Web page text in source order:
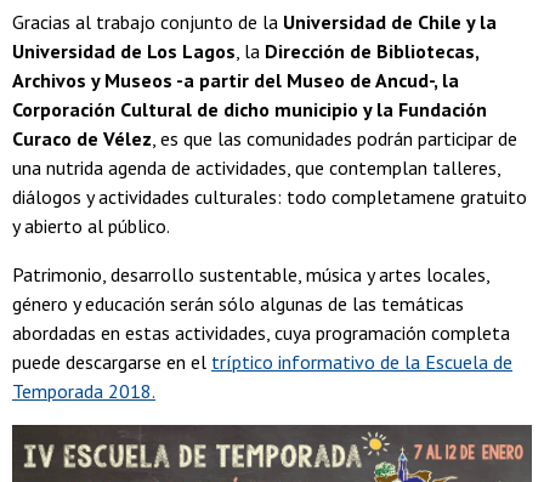
Gracias al trabajo conjunto de la Universidad de Chile y la
Universidad de Los Lagos, la Dirección de Bibliotecas,
Archivos y Museos -a partir del Museo de Ancud-, la
Corporación Cultural de dicho municipio y la Fundación
Curaco de Vélez, es que las comunidades podrán participar de
una nutrida agenda de actividades, que contemplan talleres,
diálogos y actividades culturales: todo completamene gratuito
y abierto al público.
Patrimonio, desarrollo sustentable, música y artes locales,
género y educación serán sólo algunas de las temáticas
abordadas en estas actividades, cuya programación completa
puede descargarse en el tríptico informativo de la Escuela de
Temporada 2018.